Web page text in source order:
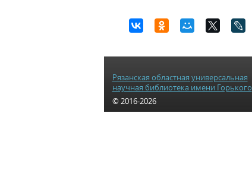
Рязанская областная универсальная
научная библиотека имени Горького
© 2016-2026